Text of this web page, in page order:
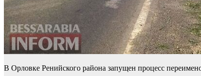
В Орловке Ренийского района запущен процесс